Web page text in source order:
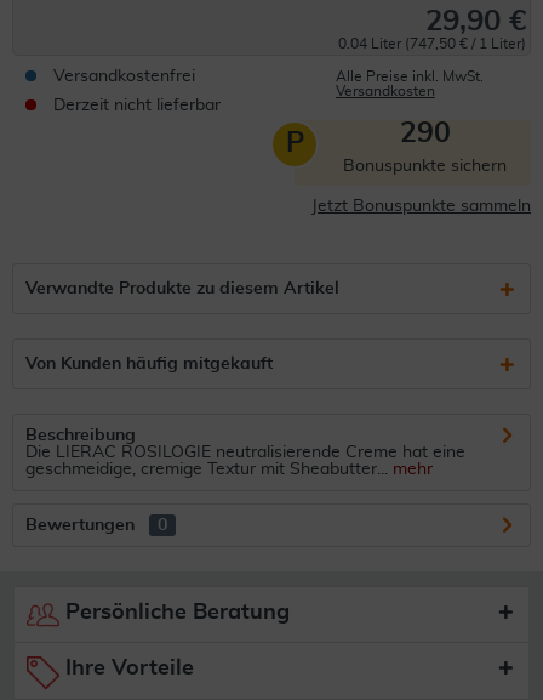
29,90 €
0.04 Liter (747,50 € / 1 Liter)
Versandkostenfrei
Derzeit nicht lieferbar
Alle Preise inkl. MwSt.
Versandkosten
P 290
Bonuspunkte sichern
Jetzt Bonuspunkte sammeln
Verwandte Produkte zu diesem Artikel
Von Kunden häufig mitgekauft
Beschreibung
Die LIERAC ROSILOGIE neutralisierende Creme hat eine
geschmeidige, cremige Textur mit Sheabutter... mehr
Bewertungen 0
Persönliche Beratung
Ihre Vorteile